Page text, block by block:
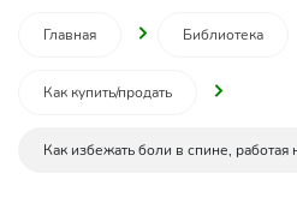
Главная Библиотека
Как купить/продать
Как избежать боли в спине, работая